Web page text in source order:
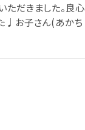
ただきました。良心
♩お子さん(あかち